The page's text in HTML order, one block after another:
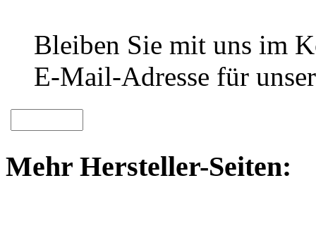
Bleiben Sie mit uns im
E-Mail-Adresse für
Mehr Hersteller-Seiten: